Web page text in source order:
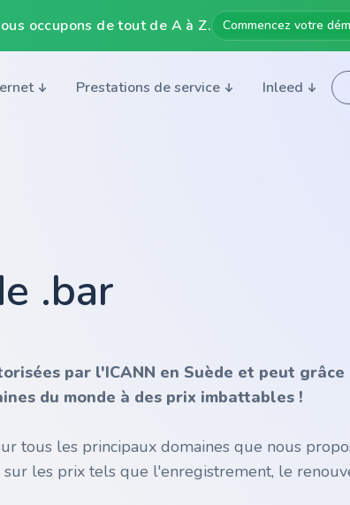
occupons de tout de A à Z. Commencez votre
Prestations de service Inleed
.bar
par l'ICANN en Suède et peut
du monde à des prix imbattables !
tous les principaux domaines que nous
les prix tels que l'enregistrement, le